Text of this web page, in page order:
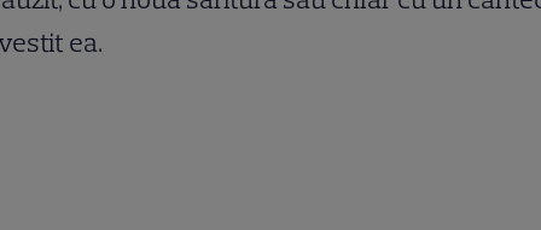
ea.